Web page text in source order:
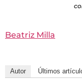
Beatriz Milla
Autor Últimos